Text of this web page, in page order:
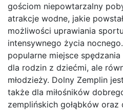
gościom niepowtarzalny
atrakcje wodne, jakie
możliwości uprawiania
intensywnego życia
popularne miejsce
dla rodzin z dziećmi, ale
młodzieży. Dolny Zemplin
także dla miłośników
zemplińskich gołąbków